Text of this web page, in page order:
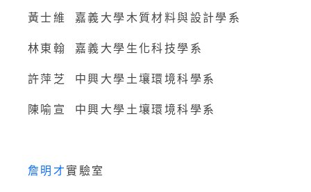
黃士維 嘉義大學木質材料與設計學系
林東翰 嘉義大學生化科技學系
許萍芝 中興大學土壤環境科學系
陳喻宣 中興大學土壤環境科學系
詹明才實驗室